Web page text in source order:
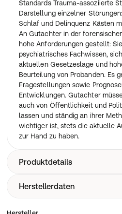
Standards Trauma-assoziierte
Darstellung einzelner
Schlaf und Delinquenz Kästen
An Gutachter in der
hohe Anforderungen gestellt:
psychiatrisches Fachwissen,
aktuellen Gesetzeslage und
Beurteilung von Probanden. Es
Fragestellungen sowie
Entwicklungen. Gutachter
auch von Öffentlichkeit und
lassen und ständig an ihrer
wichtiger ist, stets die aktuelle
zur Hand zu haben.
Produktdetails
Sicherheitsverwahrungsgesetz,
Herstellerdaten
80636 München, Bernhard-